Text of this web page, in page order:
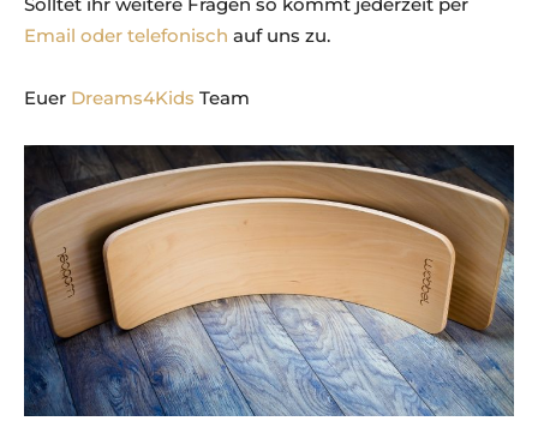
Email oder telefonisch auf uns zu.
Euer Dreams4Kids Team